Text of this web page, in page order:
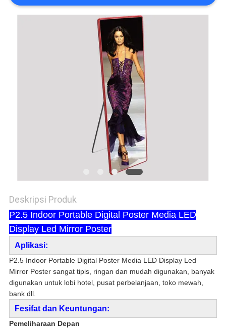
PRIBADI
Deskripsi Produk
P2.5 Indoor Portable Digital Poster Media LED
Display Led Mirror Poster
Aplikasi:
P2.5 Indoor Portable Digital Poster Media LED Display Led
Mirror Poster sangat tipis, ringan dan mudah digunakan, banyak
digunakan untuk lobi hotel, pusat perbelanjaan, toko mewah,
bank dll.
Fesifat dan Keuntungan:
Pemeliharaan Depan